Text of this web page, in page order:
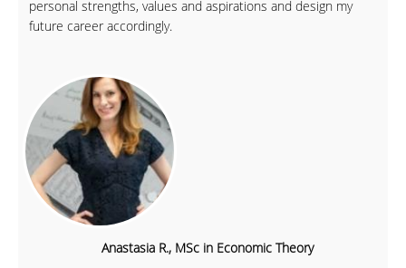
personal strengths, values and aspirations and design my
future career accordingly.
Anastasia R., MSc in Economic Theory